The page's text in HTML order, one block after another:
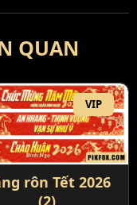
QUAN
VIP
rôn Tết 2026
(2)